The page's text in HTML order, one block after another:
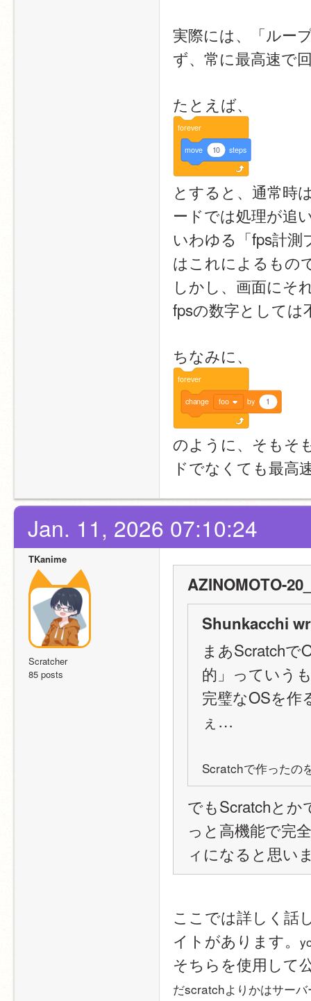
実際には、「ルー
ず、常に最高速で
たとえば、
forever
move 10 steps
とすると、通常時
ードでは処理が追
いわゆる「fps計
はこれによるもの
しかし、画面にそ
fpsの数字としては
ちなみに、
forever
change foo by 1
のように、そもそ
ドでなくても最高
Jan. 11, 2026 07:10:24
TKanime
Scratcher
85 posts
AZINOMOTO-
Shunkacchi
まあScratchで
的」っていう
完璧なOSを作
ぇ…
Scratchで作ったの
でもScratchとか
っと高機能で完
ィになると思い
ここでは詳しく話
イトがあります。
そちらを使用し
だscratchよりかはサー